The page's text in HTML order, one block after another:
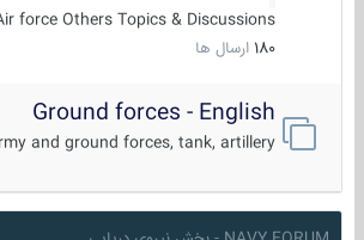
Air force Others Topics & Discussions
180 ارسال ها
Ground forces - English
Army and ground forces, tank, artillery ...